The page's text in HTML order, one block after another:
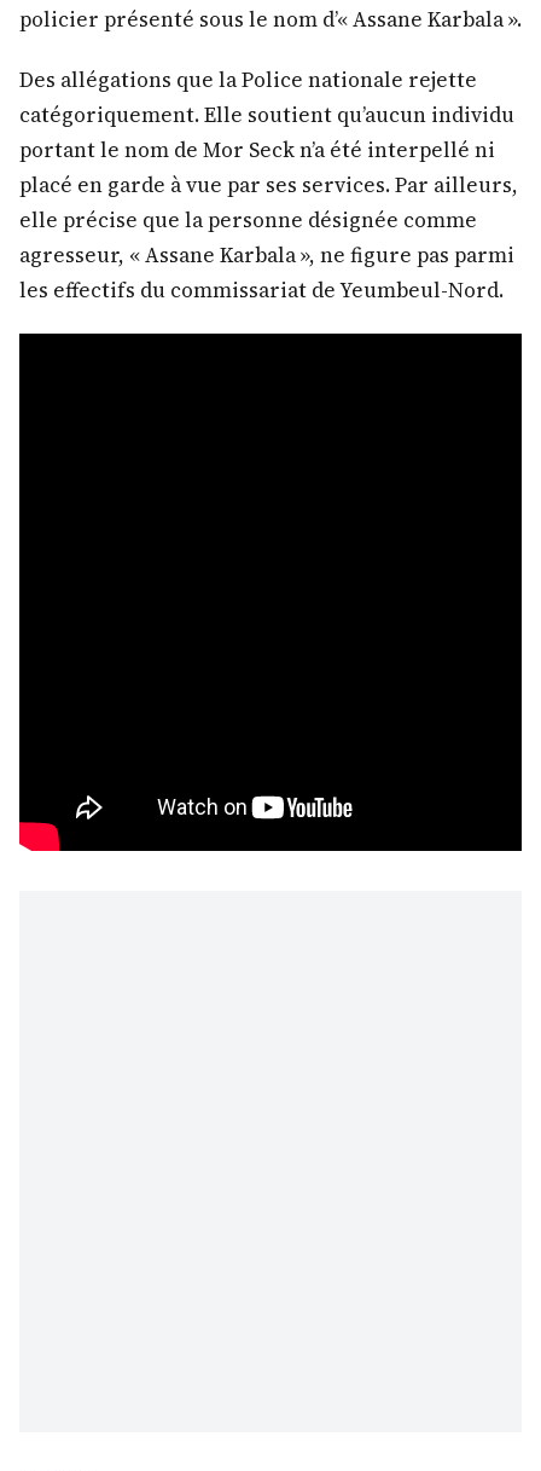
policier présenté sous le nom d’« Assane Karbala ».
Des allégations que la Police nationale rejette
catégoriquement. Elle soutient qu’aucun individu
portant le nom de Mor Seck n’a été interpellé ni
placé en garde à vue par ses services. Par ailleurs,
elle précise que la personne désignée comme
agresseur, « Assane Karbala », ne figure pas parmi
les effectifs du commissariat de Yeumbeul-Nord.